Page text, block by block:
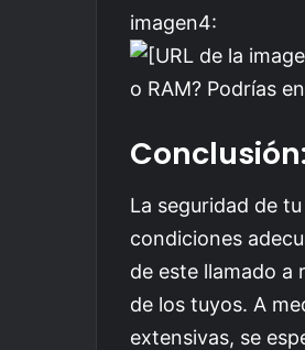
imagen4:
La seguridad de
condiciones
de este llamado a
de los tuyos. A
extensivas, se